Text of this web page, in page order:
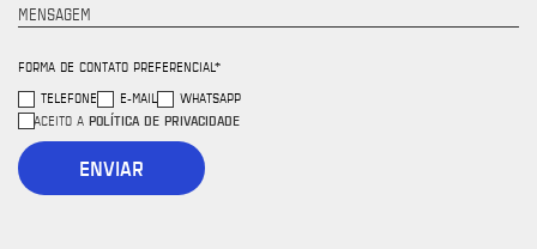
MENSAGEM
FORMA DE CONTATO PREFERENCIAL*
TELEFONE
E-MAIL
WHATSAPP
ACEITO A POLÍTICA DE PRIVACIDADE
ENVIAR